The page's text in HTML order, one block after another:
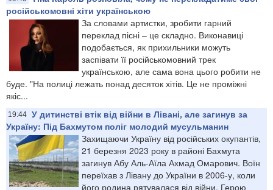
російськомовні хіти українською
За словами артистки, зробити гарний
переклад пісні – це складно. Виконавиці
подобається, як прихильники можуть
заспівати її російськомовний трек
українською, але сама вона цього робити не
буде. "На полиці лежать понад десяток хітів. Це не проміжні
якіс...
19:44 У дитинстві втік від війни в Лівані, але загинув за
Україну: Під Бахмутом поліг молодий мусульманин
Захищаючи Україну від російських окупантів,
21 березня 2023 року в районі Бахмута
загинув Абу Аль-Аїла Ахмад Омарович. Воїн
переїхав з Лівану до України в 2006-у, коли
його родина рятувалася від війни. Герою